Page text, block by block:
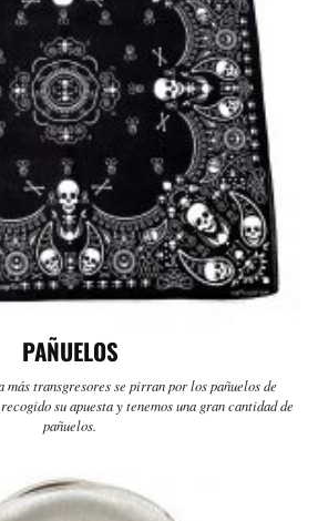
PAÑUELOS
más transgresores se pirran por los pañuelos de
su apuesta y tenemos una gran cantidad de
pañuelos.